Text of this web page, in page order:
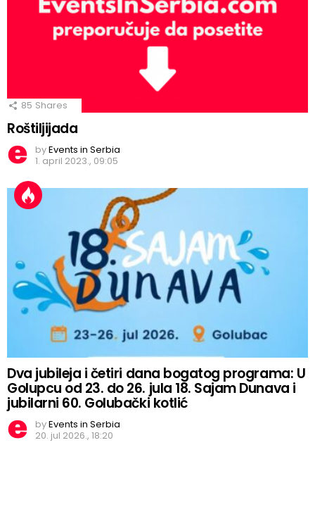
85 Shares
Roštiljijada
byEvents in Serbia
1. april 2023., 09:05
Dva jubileja i četiri dana bogatog programa: U
Golupcu od 23. do 26. jula 18. Sajam Dunava i
jubilarni 60. Golubački kotlić
byEvents in Serbia
20. jul 2026., 18:20